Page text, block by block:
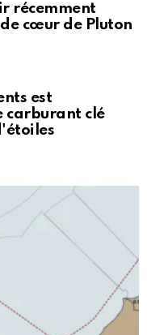
récemment
cœur de Pluton
est
carburant clé